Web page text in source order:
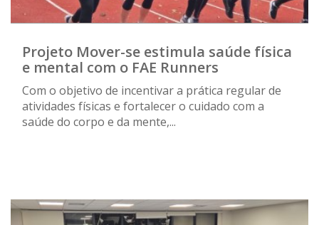
Projeto Mover-se estimula saúde física
e mental com o FAE Runners
Com o objetivo de incentivar a prática regular de
atividades físicas e fortalecer o cuidado com a
saúde do corpo e da mente,...